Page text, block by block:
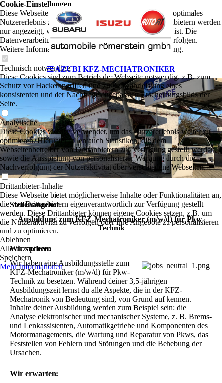
AZUBI KFZ-MECHATRONIKER
Stellenangebot
Ausbildung zum KFZ-Mechatroniker (m/w/d) für Pkw-
Technik
Wir suchen:
Wir haben eine Ausbildungsstelle zum
KFZ-Mechatroniker (m/w/d) für Pkw-
Technik zu besetzen. Während deiner 3,5-jährigen
Ausbildungszeit lernst du alle Aspekte, die in der KFZ-
Mechatronik von Bedeutung sind, von Grund auf kennen.
Inhalte deiner Ausbildung werden zum Beispiel sein: die
Analyse elektronischer und mechanischer Systeme, z. B. Brems-
und Lenkassistenten, Automatikgetriebe und Komponenten des
Motormanagements, die Wartung und Reparatur von Pkws, das
Feststellen von Fehlern und Störungen und die Behebung der
Ursachen.
Wir erwarten:
Cookie-Einstellungen
Diese Webseite verwendet Cookies, um Besuchern ein optimales
Nutzererlebnis zu bieten. Bestimmte Inhalte von Drittanbietern werden
nur angezeigt, wenn die entsprechende Option aktiviert ist. Die
Datenverarbeitung kann dann auch in einem Drittland erfolgen.
Weitere Informationen hierzu in der Datenschutzerklärung.
Technisch notwendige
Diese Cookies sind zum Betrieb der Webseite notwendig, z.B. zum
Schutz vor Hackerangriffen und zur Gewährleistung eines
konsistenten und der Nachfrage angepassten Erscheinungsbilds der
Seite.
Analytische
Diese Cookies werden verwendet, um das Nutzererlebnis weiter zu
optimieren. Hierunter fallen auch Statistiken, die dem
Webseitenbetreiber von Drittanbietern zur Verfügung gestellt werden,
sowie die Ausspielung von personalisierter Werbung durch die
Nachverfolgung der Nutzeraktivität über verschiedene Webseiten.
Drittanbieter-Inhalte
Diese Webseite bietet möglicherweise Inhalte oder Funktionalitäten an,
die von Drittanbietern eigenverantwortlich zur Verfügung gestellt
werden. Diese Drittanbieter können eigene Cookies setzen, z.B. um
die Nutzeraktivität zu verfolgen oder ihre Angebote zu personalisieren
und zu optimieren.
Ablehnen
Alle akzeptieren
Speichern
Mehr Informationen